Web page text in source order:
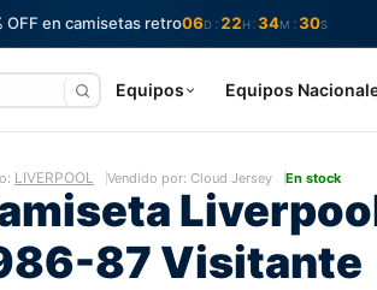
OFF en camisetas retro06D : 22H : 34M : 29S
Equipos Equipos
LIVERPOOL Vendido por: Cloud Jersey En stock
87 Visitante